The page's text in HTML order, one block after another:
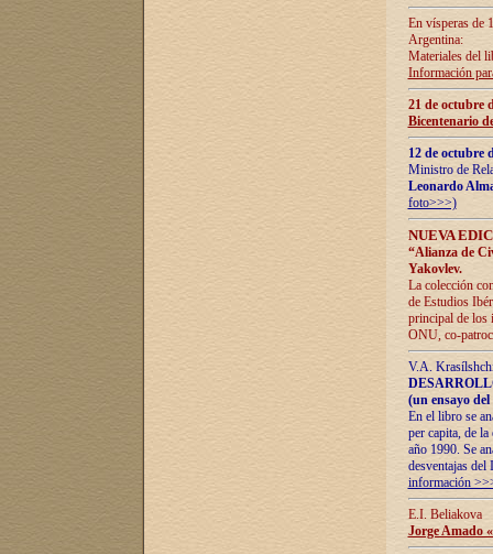
En vísperas de
Argentina:
Materiales del
Información
21 de octubre
Bicentenario
12 de octubre
Ministro de
Leonardo
foto>>>)
NUEVA
“Alianza de
Yakovlev.
La colección
de Estudios
principal de los
ONU, co-
V.A.
(un ensayo
En el libro se
per capita, de
año 1990. Se
desventajas
información
E.I. Beliakova
Jorge Amado